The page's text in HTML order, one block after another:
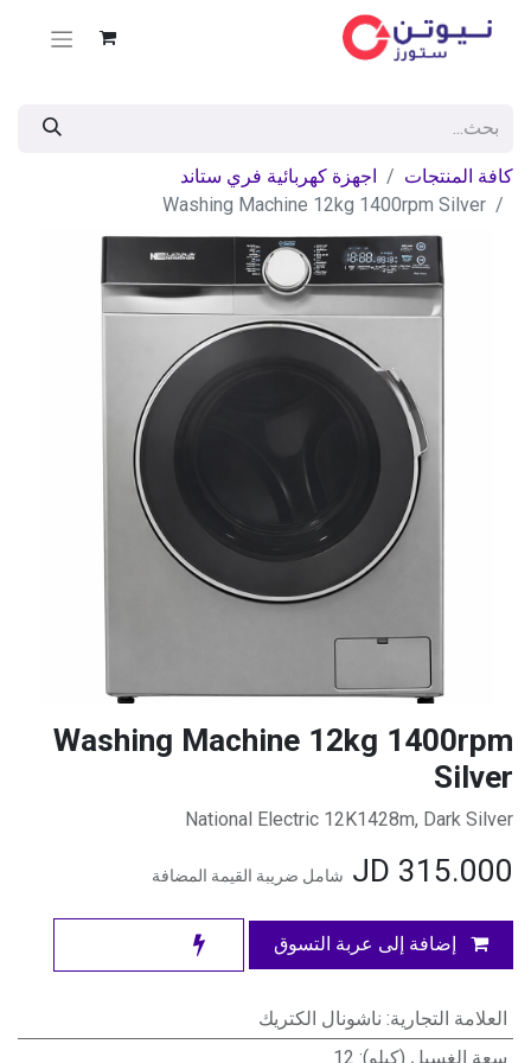
كافة المنتجات
اجهزة كهربائية فري ستاند
Washing Machine 12kg 1400rpm Silver
Washing Machine 12kg 1400rpm
Silver
National Electric 12K1428m, Dark Silver
315.000 شامل ضريبة القيمة المضافة
إضافة إلى عربة التسوق
العلامة التجارية: ناشونال الكتريك
سعة الغسيل (كيلو):
12